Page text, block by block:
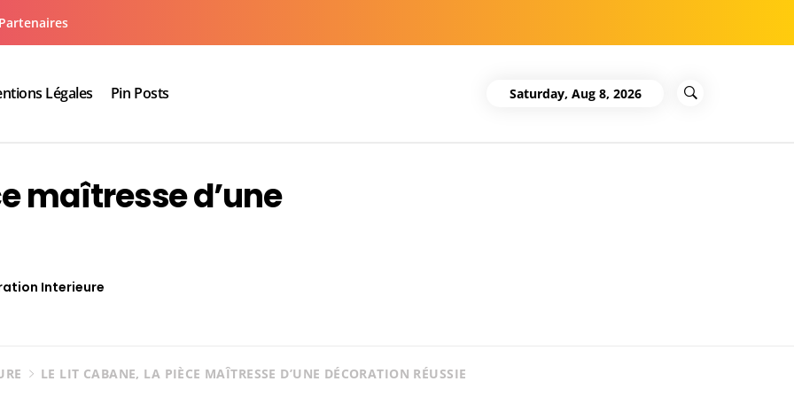
Partenaires
Légales Pin Posts Saturday, Aug 8, 2026
maîtresse d’une
Interieure
LE LIT CABANE, LA PIÈCE MAÎTRESSE D’UNE DÉCORATION RÉUSSIE